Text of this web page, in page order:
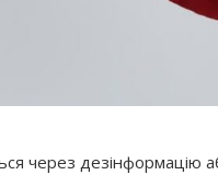
через дезінформацію